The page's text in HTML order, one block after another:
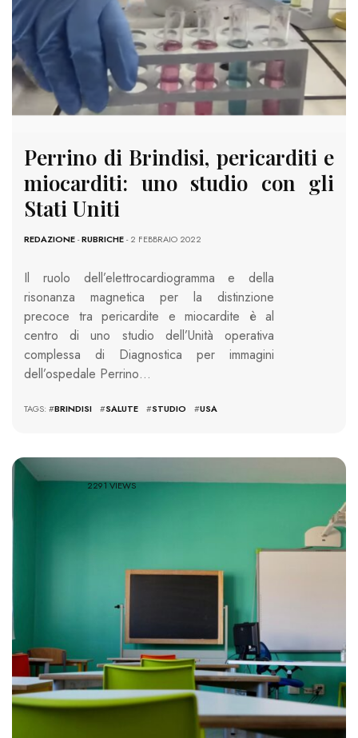
Perrino di Brindisi, pericarditi e
miocarditi: uno studio con gli
Stati Uniti
REDAZIONE-RUBRICHE- 2 FEBBRAIO 2022
Il ruolo dell’elettrocardiogramma e della
risonanza magnetica per la distinzione
precoce tra pericardite e miocardite è al
centro di uno studio dell’Unità operativa
complessa di Diagnostica per immagini
dell’ospedale Perrino…
TAGS: #BRINDISI #SALUTE #STUDIO #USA
2291 VIEWS